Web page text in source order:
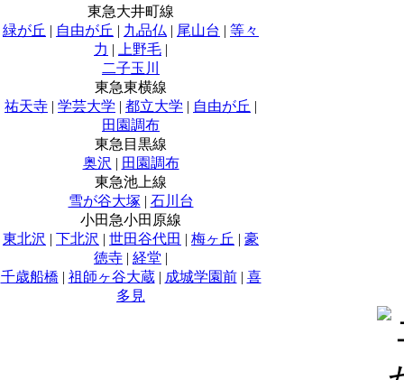
東急大井町線
緑が丘 | 自由が丘 | 九品仏 | 尾山台 | 等々
力 | 上野毛 |
二子玉川
東急東横線
祐天寺 | 学芸大学 | 都立大学 | 自由が丘 |
田園調布
東急目黒線
奥沢 | 田園調布
東急池上線
雪が谷大塚 | 石川台
小田急小田原線
東北沢 | 下北沢 | 世田谷代田 | 梅ヶ丘 | 豪
徳寺 | 経堂 |
千歳船橋 | 祖師ヶ谷大蔵| 成城学園前| 喜
多見